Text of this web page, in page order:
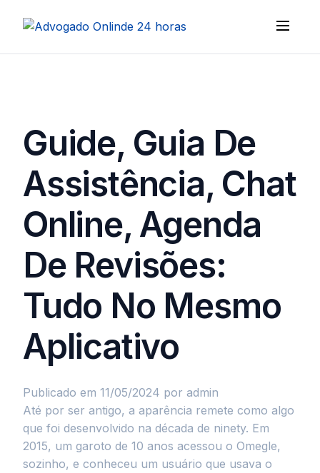
Guide, Guia De
Assistência, Chat
Online, Agenda
De Revisões:
Tudo No Mesmo
Aplicativo
Publicado em 11/05/2024 por admin
Até por ser antigo, a aparência remete como algo
que foi desenvolvido na década de ninety. Em
2015, um garoto de 10 anos acessou o Omegle,
sozinho, e conheceu um usuário que usava o